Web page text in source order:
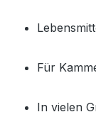
Für
In vielen